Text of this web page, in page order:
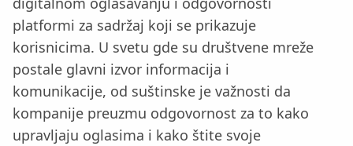
platformi za sadržaj koji se prikazuje
korisnicima. U svetu gde su društvene mreže
postale glavni izvor informacija i
komunikacije, od suštinske je važnosti da
kompanije preuzmu odgovornost za to kako
upravljaju oglasima i kako štite svoje